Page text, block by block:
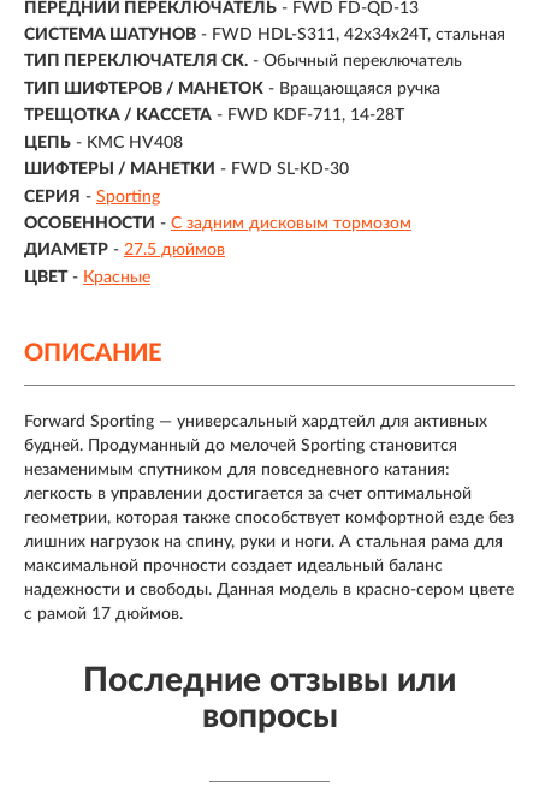
ПЕРЕДНИЙ ПЕРЕКЛЮЧАТЕЛЬ - FWD FD-QD-13
СИСТЕМА ШАТУНОВ - FWD HDL-S311, 42x34x24T, стальная
ТИП ПЕРЕКЛЮЧАТЕЛЯ СК. - Обычный переключатель
ТИП ШИФТЕРОВ / МАНЕТОК - Вращающаяся ручка
ТРЕЩОТКА / КАССЕТА - FWD KDF-711, 14-28T
ЦЕПЬ - KMC HV408
ШИФТЕРЫ / МАНЕТКИ - FWD SL-KD-30
СЕРИЯ - Sporting
ОСОБЕННОСТИ - С задним дисковым тормозом
ДИАМЕТР - 27.5 дюймов
ЦВЕТ - Красные
ОПИСАНИЕ
Forward Sporting — универсальный хардтейл для активных
будней. Продуманный до мелочей Sporting становится
незаменимым спутником для повседневного катания:
легкость в управлении достигается за счет оптимальной
геометрии, которая также способствует комфортной езде без
лишних нагрузок на спину, руки и ноги. А стальная рама для
максимальной прочности создает идеальный баланс
надежности и свободы. Данная модель в красно-сером цвете
с рамой 17 дюймов.
Последние отзывы или
вопросы